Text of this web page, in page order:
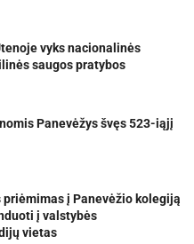
vyks nacionalinės
saugos pratybos
Panevėžys švęs 523-iąjį
į Panevėžio kolegiją
į valstybės
vietas